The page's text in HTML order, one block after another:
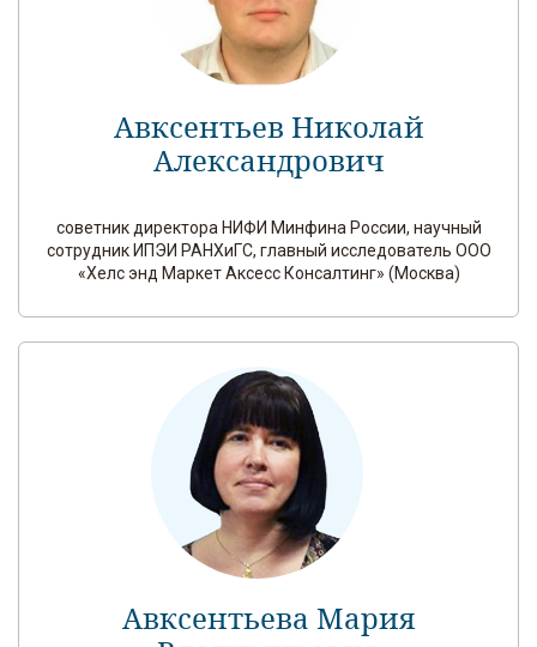
Авксентьев Николай
Александрович
советник директора НИФИ Минфина России, научный
сотрудник ИПЭИ РАНХиГС, главный исследователь ООО
«Хелс энд Маркет Аксесс Консалтинг» (Москва)
Авксентьева Мария